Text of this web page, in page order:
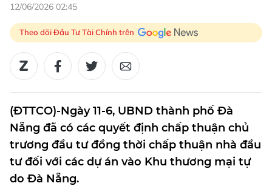
12/06/2026 02:45
Theo dõi Đầu Tư Tài Chính trên
(ĐTTCO)-Ngày 11-6, UBND thành phố Đà
Nẵng đã có các quyết định chấp thuận chủ
trương đầu tư đồng thời chấp thuận nhà đầu
tư đối với các dự án vào Khu thương mại tự
do Đà Nẵng.